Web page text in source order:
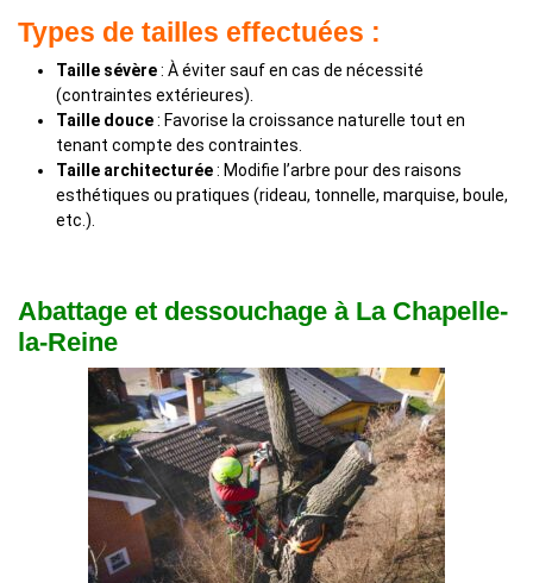
Types de tailles effectuées :
Taille sévère: À éviter sauf en cas de nécessité
(contraintes extérieures).
Taille douce: Favorise la croissance naturelle tout en
tenant compte des contraintes.
Taille architecturée: Modifie l’arbre pour des raisons
esthétiques ou pratiques (rideau, tonnelle, marquise, boule,
etc.).
Abattage et dessouchage à La Chapelle-
la-Reine